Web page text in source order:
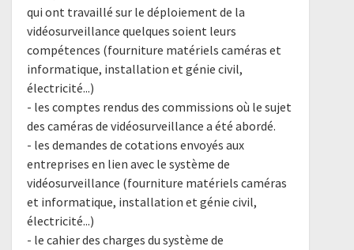
qui ont travaillé sur le déploiement de la
vidéosurveillance quelques soient leurs
compétences (fourniture matériels caméras et
informatique, installation et génie civil,
électricité...)
- les comptes rendus des commissions où le sujet
des caméras de vidéosurveillance a été abordé.
- les demandes de cotations envoyés aux
entreprises en lien avec le système de
vidéosurveillance (fourniture matériels caméras
et informatique, installation et génie civil,
électricité...)
- le cahier des charges du système de